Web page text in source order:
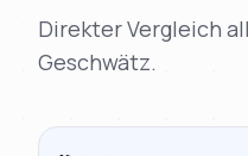
Direkter Vergleich
Geschwätz.